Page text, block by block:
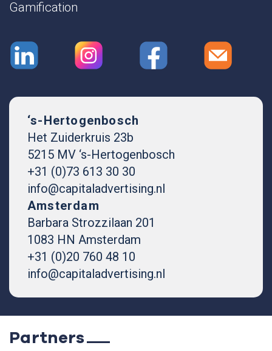
Gamification
‘s-Hertogenbosch
Het Zuiderkruis 23b
5215 MV ‘s-Hertogenbosch
+31 (0)73 613 30 30
info@capitaladvertising.nl
Amsterdam
Barbara Strozzilaan 201
1083 HN Amsterdam
+31 (0)20 760 48 10
info@capitaladvertising.nl
Partners